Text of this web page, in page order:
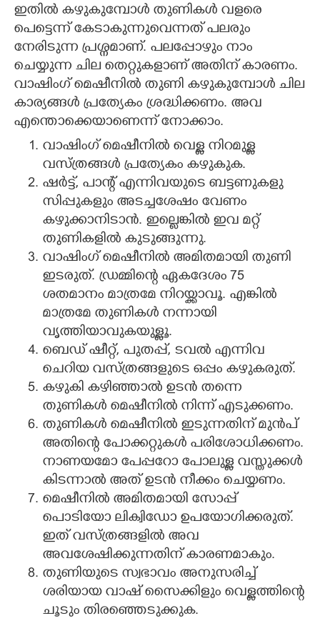
LITERATURE
CONTACT US
ഇതിൽ കഴുകുമ്പോൾ തുണികൾ വളരെ
പെട്ടെന്ന് കേടാകുന്നുവെന്നത് പലരും
നേരിടുന്ന പ്രശ്നമാണ്. പലപ്പോഴും നാം
ചെയ്യുന്ന ചില തെറ്റുകളാണ് അതിന് കാരണം.
വാഷിംഗ് മെഷീനിൽ തുണി കഴുകുമ്പോൾ ചില
കാര്യങ്ങൾ പ്രത്യേകം ശ്രദ്ധിക്കണം. അവ
എന്തൊക്കെയാണെന്ന് നോക്കാം.
വാഷിംഗ് മെഷീനിൽ വെള്ള നിറമുള്ള
വസ്ത്രങ്ങൾ പ്രത്യേകം കഴുകുക.
ഷർട്ട്, പാന്റ് എന്നിവയുടെ ബട്ടണുകളു
സിപ്പുകളും അടച്ചശേഷം വേണം
കഴുക്കാനിടാൻ. ഇല്ലെങ്കിൽ ഇവ മറ്റ്
തുണികളിൽ കുടുങ്ങുന്നു.
വാഷിംഗ് മെഷീനിൽ അമിതമായി തുണി
ഇടരുത്. ഡ്രമ്മിന്റെ ഏകദേശം 75
ശതമാനം മാത്രമേ നിറയ്ക്കാവൂ. എങ്കിൽ
മാത്രമേ തുണികൾ നന്നായി
വൃത്തിയാവുകയുള്ളൂ.
ബെഡ് ഷീറ്റ്, പുതപ്പ്, ടവൽ എന്നിവ
ചെറിയ വസ്ത്രങ്ങളുടെ ഒപ്പം കഴുകരുത്.
കഴുകി കഴിഞ്ഞാൽ ഉടൻ തന്നെ
തുണികൾ മെഷീനിൽ നിന്ന് എടുക്കണം.
തുണികൾ മെഷീനിൽ ഇടുന്നതിന് മുൻപ്
അതിന്റെ പോക്കറ്റുകൾ പരിശോധിക്കണം.
നാണയമോ പേപ്പറോ പോലുള്ള വസ്തുക്കൾ
കിടന്നാൽ അത് ഉടൻ നീക്കം ചെയ്യണം.
മെഷീനിൽ അമിതമായി സോപ്പ്
പൊടിയോ ലിക്വിഡോ ഉപയോഗിക്കരുത്.
ഇത് വസ്ത്രങ്ങളിൽ അവ
അവശേഷിക്കുന്നതിന് കാരണമാകും.
തുണിയുടെ സ്വഭാവം അനുസരിച്ച്
ശരിയായ വാഷ് സെെക്കിളും വെള്ളത്തിന്റെ
ചൂടും തിരഞ്ഞെടുക്കുക.